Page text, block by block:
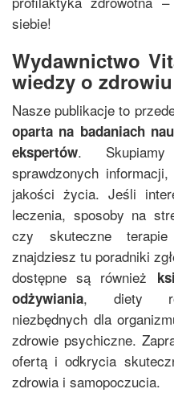
siebie!
Wydawnictwo
wiedzy o zdrowiu
Nasze publikacje to
oparta na badaniach
ekspertów.
sprawdzonych
jakości życia. Jeśli
leczenia, sposoby na
czy skuteczne terapie
znajdziesz tu poradniki
dostępne są również
odżywiania, diety
niezbędnych dla
zdrowie psychiczne.
ofertą i odkrycia
zdrowia i samopoczucia.